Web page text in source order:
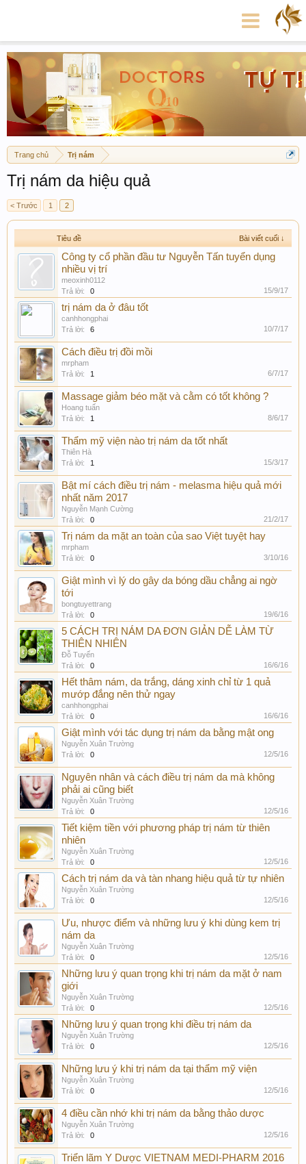
Trang chủ Trị nám
Trị nám da hiệu quả
< Trước 1 2
Tiêu đề Bài viết cuối ↓
Công ty cổ phần đầu tư Nguyễn Tấn tuyển dụng
nhiều vị trí
meoxinh0112
Trả lời:
0 15/9/17
trị nám da ở đâu tốt
canhhongphai
Trả lời:
6 10/7/17
Cách điều trị đồi mồi
mrpham
Trả lời:
1 6/7/17
Massage giảm béo mặt và cằm có tốt không ?
Hoang tuấn
Trả lời:
1 8/6/17
Thẩm mỹ viện nào trị nám da tốt nhất
Thiên Hà
Trả lời:
1 15/3/17
Bật mí cách điều trị nám - melasma hiệu quả mới
nhất năm 2017
Nguyễn Mạnh Cường
Trả lời:
0 21/2/17
Trị nám da mặt an toàn của sao Việt tuyệt hay
mrpham
Trả lời:
0 3/10/16
Giật mình vì lý do gây da bóng dầu chẳng ai ngờ
tới
bongtuyettrang
Trả lời:
0 19/6/16
5 CÁCH TRỊ NÁM DA ĐƠN GIẢN DỄ LÀM TỪ
THIÊN NHIÊN
Đỗ Tuyến
Trả lời:
0 16/6/16
Hết thâm nám, da trắng, dáng xinh chỉ từ 1 quả
mướp đắng nên thử ngay
canhhongphai
Trả lời:
0 16/6/16
Giật mình với tác dụng trị nám da bằng mật ong
Nguyễn Xuân Trường
Trả lời:
0 12/5/16
Nguyên nhân và cách điều trị nám da mà không
phải ai cũng biết
Nguyễn Xuân Trường
Trả lời:
0 12/5/16
Tiết kiệm tiền với phương pháp trị nám từ thiên
nhiên
Nguyễn Xuân Trường
Trả lời:
0 12/5/16
Cách trị nám da và tàn nhang hiệu quả từ tự nhiên
Nguyễn Xuân Trường
Trả lời:
0 12/5/16
Ưu, nhược điểm và những lưu ý khi dùng kem trị
nám da
Nguyễn Xuân Trường
Trả lời:
0 12/5/16
Những lưu ý quan trọng khi trị nám da mặt ở nam
giới
Nguyễn Xuân Trường
Trả lời:
0 12/5/16
Những lưu ý quan trọng khi điều trị nám da
Nguyễn Xuân Trường
Trả lời:
0 12/5/16
Những lưu ý khi trị nám da tại thẩm mỹ viện
Nguyễn Xuân Trường
Trả lời:
0 12/5/16
4 điều cần nhớ khi trị nám da bằng thảo dược
Nguyễn Xuân Trường
Trả lời:
0 12/5/16
Triển lãm Y Dược VIETNAM MEDI-PHARM 2016